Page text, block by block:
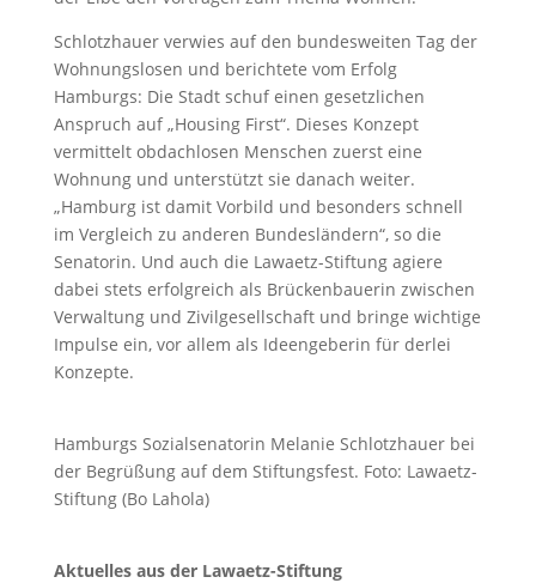
Schlotzhauer verwies auf den bundesweiten Tag der
Wohnungslosen und berichtete vom Erfolg
Hamburgs: Die Stadt schuf einen gesetzlichen
Anspruch auf „Housing First“. Dieses Konzept
vermittelt obdachlosen Menschen zuerst eine
Wohnung und unterstützt sie danach weiter.
„Hamburg ist damit Vorbild und besonders schnell
im Vergleich zu anderen Bundesländern“, so die
Senatorin. Und auch die Lawaetz-Stiftung agiere
dabei stets erfolgreich als Brückenbauerin zwischen
Verwaltung und Zivilgesellschaft und bringe wichtige
Impulse ein, vor allem als Ideengeberin für derlei
Konzepte.
Hamburgs Sozialsenatorin Melanie Schlotzhauer bei
der Begrüßung auf dem Stiftungsfest. Foto: Lawaetz-
Stiftung (Bo Lahola)
Aktuelles aus der Lawaetz-Stiftung